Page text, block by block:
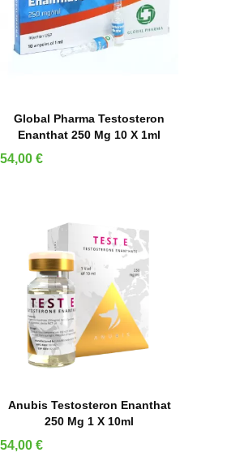
IN DEN WARENKORB
Global Pharma Testosteron
Enanthat 250 Mg 10 X 1ml
Preis
54,00 €
IN DEN WARENKORB
Anubis Testosteron Enanthat
250 Mg 1 X 10ml
Preis
54,00 €